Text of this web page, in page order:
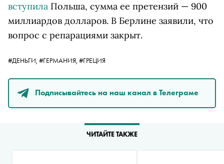
вступила Польша, сумма ее претензий — 900
миллиардов долларов. В Берлине заявили, что
вопрос с репарациями закрыт.
#ДЕНЬГИ, #ГЕРМАНИЯ, #ГРЕЦИЯ
Подписывайтесь на наш канал в Телеграме
ЧИТАЙТЕ ТАКЖЕ